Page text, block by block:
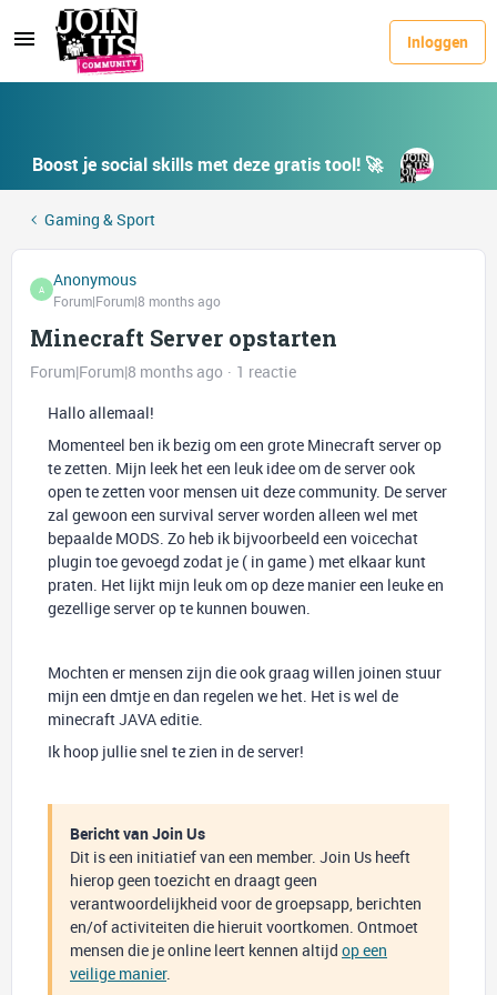
Inloggen
Boost je social skills met deze gratis tool! 🚀
Gaming & Sport
A Anonymous
Forum|Forum|8 months ago
Minecraft Server opstarten
Forum|Forum|8 months ago
1 reactie
Hallo allemaal!
Momenteel ben ik bezig om een grote Minecraft server op
te zetten. Mijn leek het een leuk idee om de server ook
open te zetten voor mensen uit deze community. De server
zal gewoon een survival server worden alleen wel met
bepaalde MODS. Zo heb ik bijvoorbeeld een voicechat
plugin toe gevoegd zodat je ( in game ) met elkaar kunt
praten. Het lijkt mijn leuk om op deze manier een leuke en
gezellige server op te kunnen bouwen.
Mochten er mensen zijn die ook graag willen joinen stuur
mijn een dmtje en dan regelen we het. Het is wel de
minecraft JAVA editie.
Ik hoop jullie snel te zien in de server!
Bericht van Join Us
Dit is een initiatief van een member. Join Us heeft
hierop geen toezicht en draagt geen
verantwoordelijkheid voor de groepsapp, berichten
en/of activiteiten die hieruit voortkomen. Ontmoet
mensen die je online leert kennen altijd op een
veilige manier.